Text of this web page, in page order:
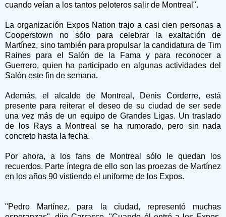
cuando veían a los tantos peloteros salir de Montreal".
La organización Expos Nation trajo a casi cien personas a
Cooperstown no sólo para celebrar la exaltación de
Martínez, sino también para propulsar la candidatura de Tim
Raines para el Salón de la Fama y para reconocer a
Guerrero, quien ha participado en algunas actividades del
Salón este fin de semana.
Además, el alcalde de Montreal, Denis Corderre, está
presente para reiterar el deseo de su ciudad de ser sede
una vez más de un equipo de Grandes Ligas. Un traslado
de los Rays a Montreal se ha rumorado, pero sin nada
concreto hasta la fecha.
Por ahora, a los fans de Montreal sólo le quedan los
recuerdos. Parte íntegra de ello son las proezas de Martínez
en los años 90 vistiendo el uniforme de los Expos.
"Pedro Martínez, para la ciudad, representó muchas